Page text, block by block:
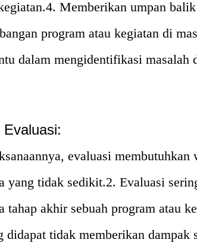
Memberikan umpan
program atau kegiatan di
dalam mengidentifikasi masalah
evaluasi membutuhkan
yang tidak sedikit.2. Evaluasi
tahap akhir sebuah program atau
didapat tidak memberikan dampak